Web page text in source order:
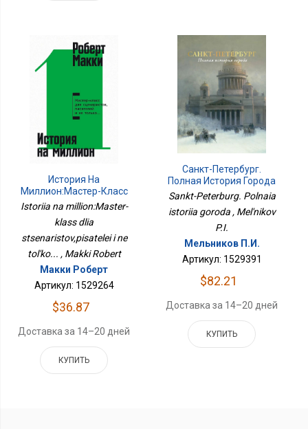
История На
Миллион:Мастер-Класс
Для
И Не Только...
Istoriia na million:Master-
klass dlia
stsenaristov,pisatelei i ne
tol'ko... , Makki Robert
Макки Роберт
Артикул: 1529264
$36.87
Доставка за 14–20 дней
КУПИТЬ
Санкт-Петербург.
Полная История Города
Sankt-Peterburg. Polnaia
istoriia goroda , Mel'nikov
P.I.
Мельников П.И.
Артикул: 1529391
$82.21
Доставка за 14–20 дней
КУПИТЬ